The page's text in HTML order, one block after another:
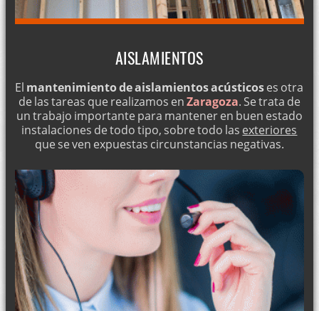
AISLAMIENTOS
El mantenimiento de aislamientos acústicoses otra
de las tareas que realizamos enZaragoza. Se trata de
un trabajo importante para mantener en buen estado
instalaciones de todo tipo, sobre todo las exteriores
que se ven expuestas circunstancias negativas.